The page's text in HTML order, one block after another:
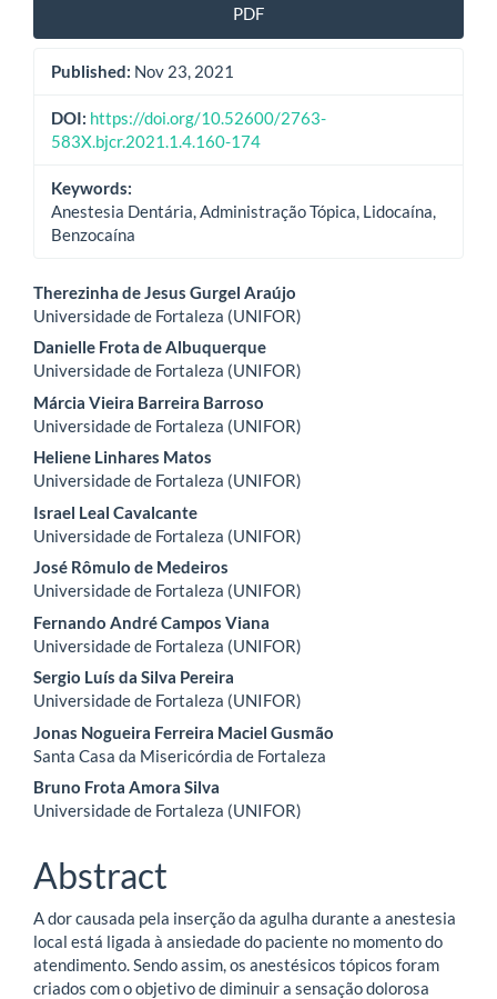
PDF
Published: Nov 23, 2021
DOI: https://doi.org/10.52600/2763-
583X.bjcr.2021.1.4.160-174
Keywords:
Anestesia Dentária, Administração Tópica, Lidocaína,
Benzocaína
Main
Article
Content
Therezinha de Jesus Gurgel Araújo
Universidade de Fortaleza (UNIFOR)
Danielle Frota de Albuquerque
Universidade de Fortaleza (UNIFOR)
Márcia Vieira Barreira Barroso
Universidade de Fortaleza (UNIFOR)
Heliene Linhares Matos
Universidade de Fortaleza (UNIFOR)
Israel Leal Cavalcante
Universidade de Fortaleza (UNIFOR)
José Rômulo de Medeiros
Universidade de Fortaleza (UNIFOR)
Fernando André Campos Viana
Universidade de Fortaleza (UNIFOR)
Sergio Luís da Silva Pereira
Universidade de Fortaleza (UNIFOR)
Jonas Nogueira Ferreira Maciel Gusmão
Santa Casa da Misericórdia de Fortaleza
Bruno Frota Amora Silva
Universidade de Fortaleza (UNIFOR)
Abstract
A dor causada pela inserção da agulha durante a anestesia
local está ligada à ansiedade do paciente no momento do
atendimento. Sendo assim, os anestésicos tópicos foram
criados com o objetivo de diminuir a sensação dolorosa